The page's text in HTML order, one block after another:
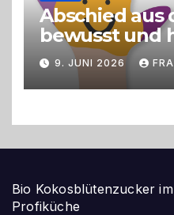
Abschied aus
bewusst und
gestalten
9. JUNI 2026
Bio Kokosblütenzucker
Profiküche